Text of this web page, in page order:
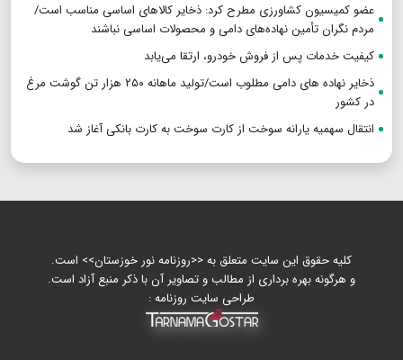
عضو کمیسیون کشاورزی مطرح کرد: ذخایر کالاهای اساسی مناسب است/
مردم نگران تأمین نهاده‌های دامی و محصولات اساسی نباشند
کیفیت خدمات پس از فروش خودرو، ارتقا می‌یابد
ذخایر نهاده های دامی مطلوب است/تولید ماهانه ۲۵۰ هزار تن گوشت مرغ
در کشور
انتقال سهمیه یارانه سوخت از کارت سوخت به کارت بانکی آغاز شد
کلیه حقوق این سایت متعلق به <<روزنامه نور خوزستان>> است.
و هرگونه بهره برداری از مطالب و تصاویر آن با ذکر منبع آزاد است.
طراحی سایت روزنامه :